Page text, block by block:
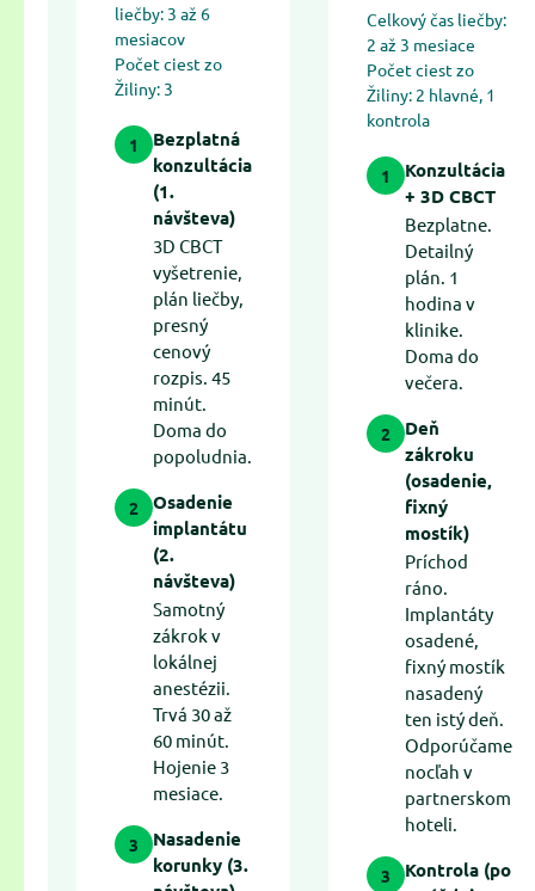
liečby: 3 až 6
mesiacov
Počet ciest zo
Žiliny: 3
1
Bezplatná
konzultácia
(1.
návšteva)
3D CBCT
vyšetrenie,
plán liečby,
presný
cenový
rozpis. 45
minút.
Doma do
popoludnia.
2
Osadenie
implantátu
(2.
návšteva)
Samotný
zákrok v
lokálnej
anestézii.
Trvá 30 až
60 minút.
Hojenie 3
mesiace.
3
Nasadenie
korunky (3.
Celkový čas liečby:
2 až 3 mesiace
Počet ciest zo
Žiliny: 2 hlavné, 1
kontrola
1
Konzultácia
+ 3D CBCT
Bezplatne.
Detailný
plán. 1
hodina v
klinike.
Doma do
večera.
2
Deň
zákroku
(osadenie,
fixný
mostík)
Príchod
ráno.
Implantáty
osadené,
fixný mostík
nasadený
ten istý deň.
Odporúčame
nocľah v
partnerskom
hoteli.
3
Kontrola (po